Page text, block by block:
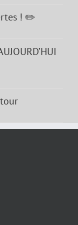
! ✏️